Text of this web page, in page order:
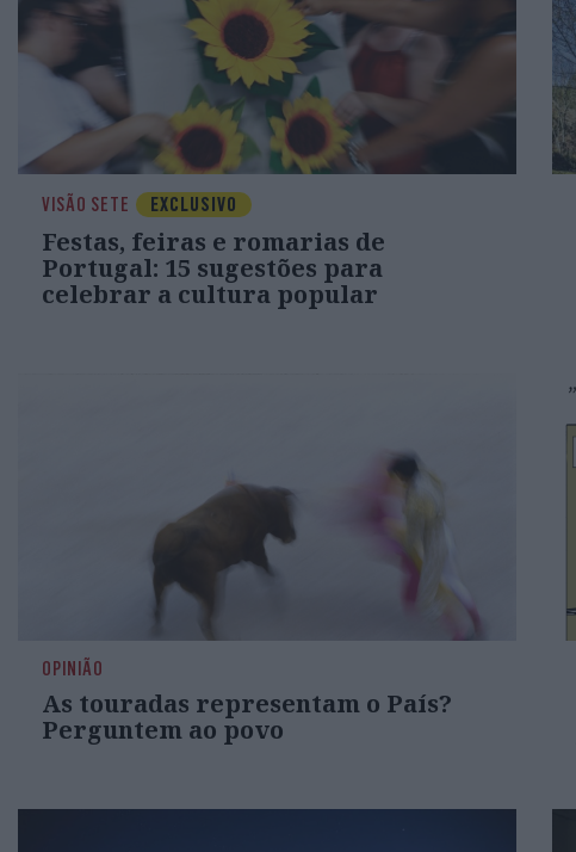
VISÃO SETE EXCLUSIVO
Festas, feiras e romarias de
Portugal: 15 sugestões para
celebrar a cultura popular
OPINIÃO
As touradas representam o País?
Perguntem ao povo